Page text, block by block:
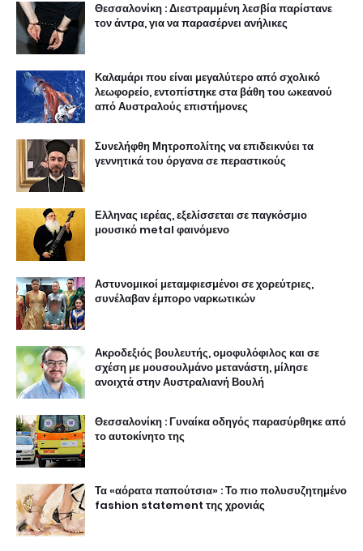
Θεσσαλονίκη : Διεστραμμένη λεσβία παρίστανε
τον άντρα, για να παρασέρνει ανήλικες
Καλαμάρι που είναι μεγαλύτερο από σχολικό
λεωφορείο, εντοπίστηκε στα βάθη του ωκεανού
από Αυστραλούς επιστήμονες
Συνελήφθη Μητροπολίτης να επιδεικνύει τα
γεννητικά του όργανα σε περαστικούς
Ελληνας ιερέας, εξελίσσεται σε παγκόσμιο
μουσικό metal φαινόμενο
Αστυνομικοί μεταμφιεσμένοι σε χορεύτριες,
συνέλαβαν έμπορο ναρκωτικών
Ακροδεξιός βουλευτής, ομοφυλόφιλος και σε
σχέση με μουσουλμάνο μετανάστη, μίλησε
ανοιχτά στην Αυστραλιανή Βουλή
Θεσσαλονίκη : Γυναίκα οδηγός παρασύρθηκε από
το αυτοκίνητο της
Τα «αόρατα παπούτσια» : Το πιο πολυσυζητημένο
fashion statement της χρονιάς